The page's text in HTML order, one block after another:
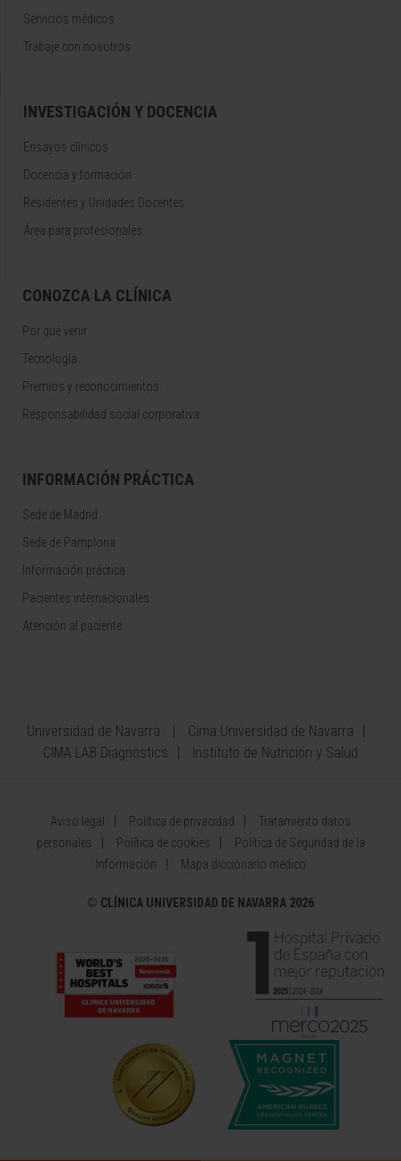
Servicios médicos
Trabaje con nosotros
INVESTIGACIÓN Y DOCENCIA
Ensayos clínicos
Docencia y formación
Residentes y Unidades Docentes
Área para profesionales
CONOZCA LA CLÍNICA
Por qué venir
Tecnología
Premios y reconocimientos
Responsabilidad social corporativa
INFORMACIÓN PRÁCTICA
Sede de Madrid
Sede de Pamplona
Información práctica
Pacientes internacionales
Atención al paciente
Universidad de Navarra
Cima Universidad de Navarra
CIMA LAB Diagnostics
Instituto de Nutrición y Salud
Aviso legal Política de privacidad
Tratamiento datos
personales
Política de cookies
Política de Seguridad de la
Información
Mapa diccionario médico
© CLÍNICA UNIVERSIDAD DE NAVARRA 2026